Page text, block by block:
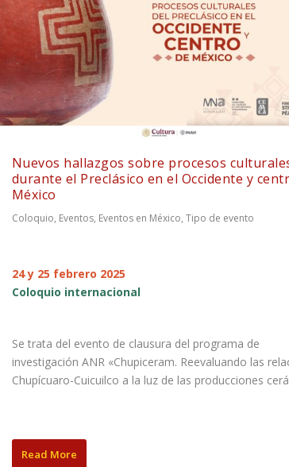
Nuevos hallazgos sobre procesos
durante el Preclásico en el Occidente y
México
Coloquio, Eventos, Eventos en México, Tipo de evento
24 y 25 febrero 2025
Coloquio internacional
Se trata del evento de clausura del programa de
investigación ANR «Chupiceram. Reevaluando las
Chupícuaro-Cuicuilco a la luz de las producciones
Read More